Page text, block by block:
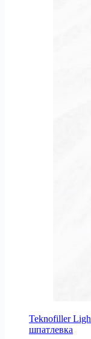
Teknofiller
шпатлевка